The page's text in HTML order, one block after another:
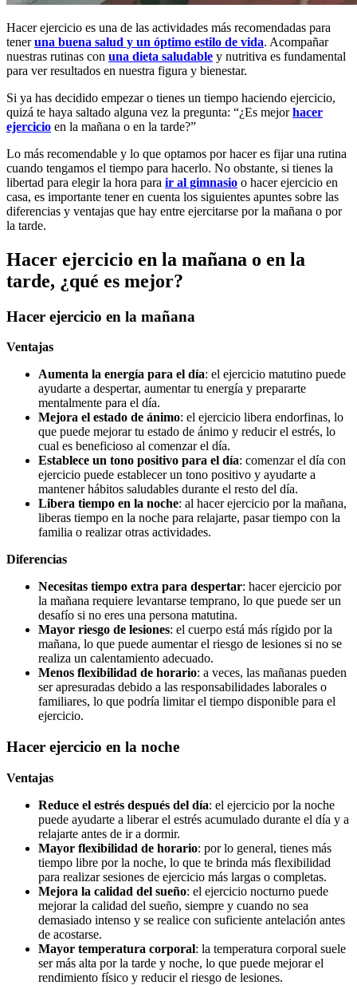
Hacer ejercicio es una de las actividades más recomendadas para
teneruna buena salud y un óptimo estilo de vida. Acompañar
nuestras rutinas con una dieta saludable y nutritiva es fundamental
para ver resultados en nuestra figura y bienestar.
Si ya has decidido empezar o tienes un tiempo haciendo ejercicio,
quizá te haya saltado alguna vez la pregunta: “¿Es mejorhacer
ejercicio en la mañana o en la tarde?”
Lo más recomendable y lo que optamos por hacer es fijar una rutina
cuando tengamos el tiempo para hacerlo. No obstante, si tienes la
libertad para elegir la hora para ir al gimnasio o hacer ejercicio en
casa, es importante tener en cuenta los siguientes apuntes sobre las
diferencias y ventajas que hay entre ejercitarse por la mañana o por
la tarde.
Hacer ejercicio en la mañana o en la
tarde, ¿qué es mejor?
Hacer ejercicio en la mañana
Ventajas
Aumenta la energía para el día: el ejercicio matutino puede
ayudarte a despertar, aumentar tu energía y prepararte
mentalmente para el día.
Mejora el estado de ánimo: el ejercicio libera endorfinas, lo
que puede mejorar tu estado de ánimo y reducir el estrés, lo
cual es beneficioso al comenzar el día.
Establece un tono positivo para el día: comenzar el día con
ejercicio puede establecer un tono positivo y ayudarte a
mantener hábitos saludables durante el resto del día.
Libera tiempo en la noche: al hacer ejercicio por la mañana,
liberas tiempo en la noche para relajarte, pasar tiempo con la
familia o realizar otras actividades.
Diferencias
Necesitas tiempo extra para despertar: hacer ejercicio por
la mañana requiere levantarse temprano, lo que puede ser un
desafío si no eres una persona matutina.
Mayor riesgo de lesiones: el cuerpo está más rígido por la
mañana, lo que puede aumentar el riesgo de lesiones si no se
realiza un calentamiento adecuado.
Menos flexibilidad de horario: a veces, las mañanas pueden
ser apresuradas debido a las responsabilidades laborales o
familiares, lo que podría limitar el tiempo disponible para el
ejercicio.
Hacer ejercicio en la noche
Ventajas
Reduce el estrés después del día: el ejercicio por la noche
puede ayudarte a liberar el estrés acumulado durante el día y a
relajarte antes de ir a dormir.
Mayor flexibilidad de horario: por lo general, tienes más
tiempo libre por la noche, lo que te brinda más flexibilidad
para realizar sesiones de ejercicio más largas o completas.
Mejora la calidad del sueño: el ejercicio nocturno puede
mejorar la calidad del sueño, siempre y cuando no sea
demasiado intenso y se realice con suficiente antelación antes
de acostarse.
Mayor temperatura corporal: la temperatura corporal suele
ser más alta por la tarde y noche, lo que puede mejorar el
rendimiento físico y reducir el riesgo de lesiones.